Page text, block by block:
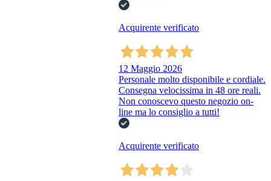
Acquirente verificato
12 Maggio 2026
Personale molto disponibile e cordiale.
Consegna velocissima in 48 ore reali.
Non conoscevo questo negozio on-
line ma lo consiglio a tutti!
Acquirente verificato